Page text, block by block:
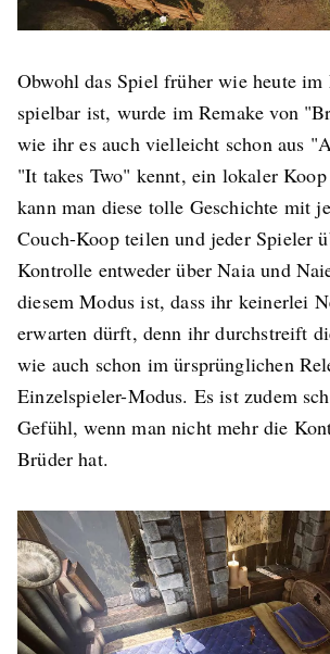
Obwohl das Spiel früher wie heute
spielbar ist, wurde im Remake von
wie ihr es auch vielleicht schon aus
"It takes Two" kennt, ein lokaler
kann man diese tolle Geschichte mit
Couch-Koop teilen und jeder Spieler
Kontrolle entweder über Naia und
diesem Modus ist, dass ihr keinerlei
erwarten dürft, denn ihr durchstreift
wie auch schon im ürsprünglichen
Einzelspieler-Modus. Es ist zudem
Gefühl, wenn man nicht mehr die
Brüder hat.